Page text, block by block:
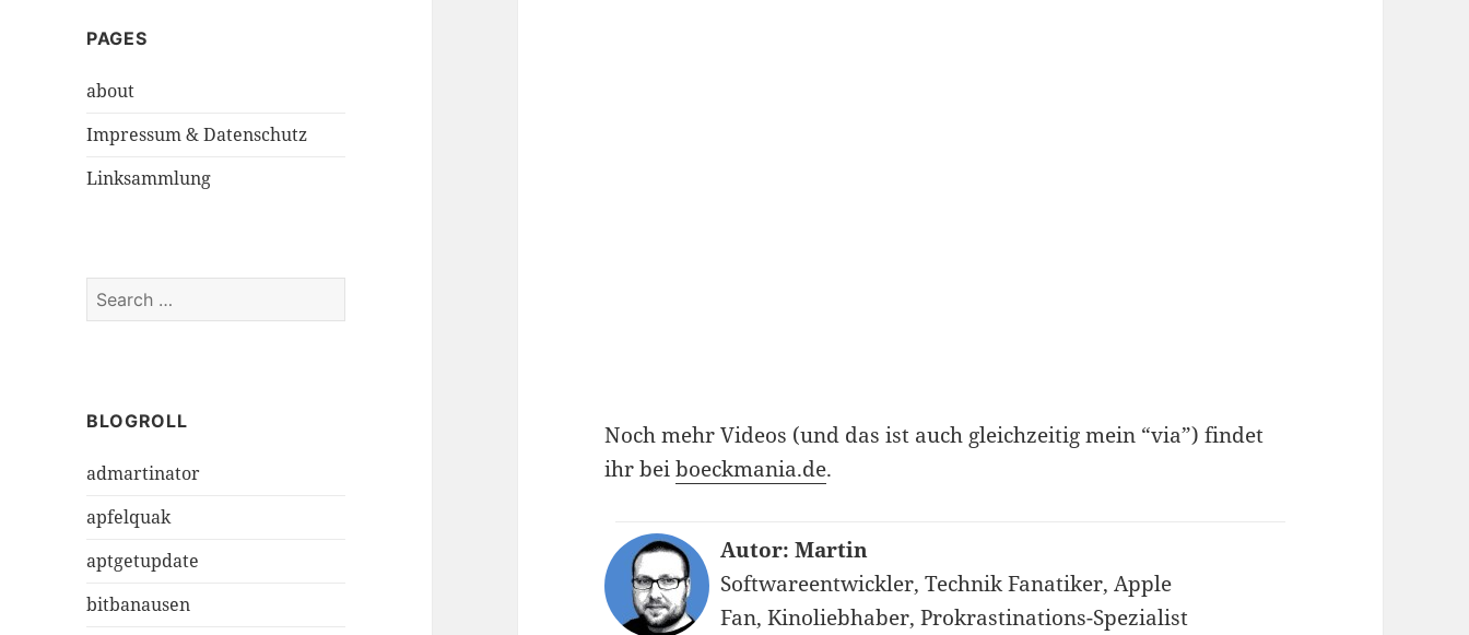
PAGES
about
Impressum & Datenschutz
Linksammlung
e
h
o
:
BLOGROLL
admartinator
apfelquak
aptgetupdate
bitbanausen
Noch mehr Videos (und das ist auch gleichzeitig mein “via”) findet
ihr beiboeckmania.de.
Autor: Martin
Softwareentwickler, Technik Fanatiker, Apple
Fan, Kinoliebhaber, Prokrastinations-Spezialist